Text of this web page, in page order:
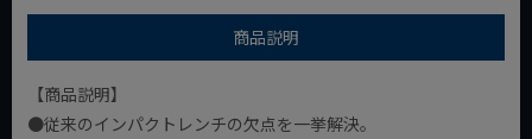
商品説明
【商品説明】
●従来のインパクトレンチの欠点を一挙解決。